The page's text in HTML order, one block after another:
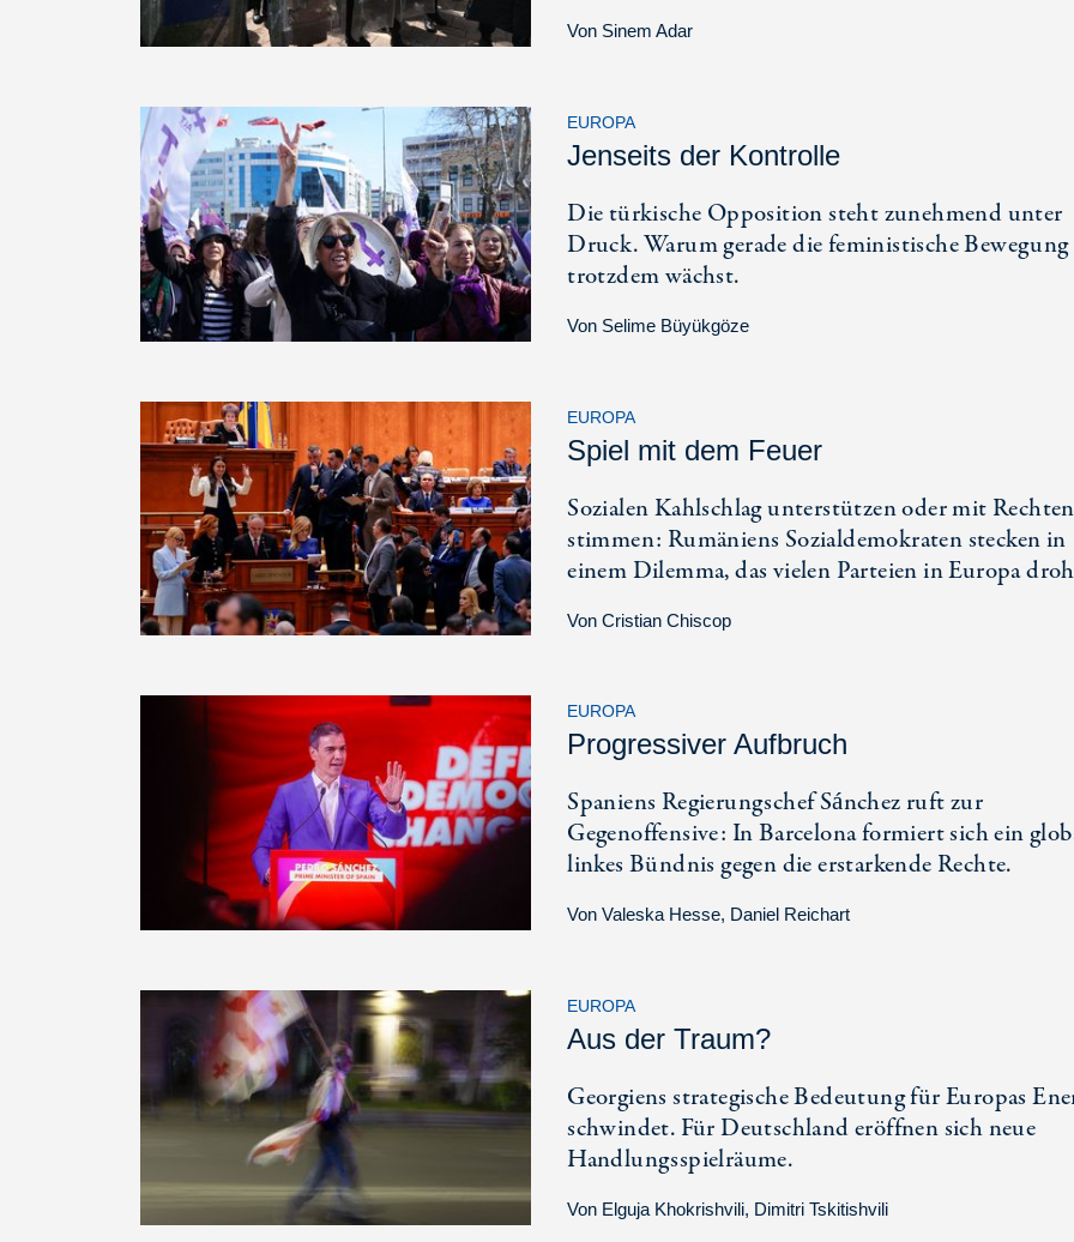
Von Sinem Adar
EUROPA
Jenseits der Kontrolle
Die türkische Opposition steht zunehmend unter
Druck. Warum gerade die feministische Bewegung
trotzdem wächst.
Von Selime Büyükgöze
EUROPA
Spiel mit dem Feuer
Sozialen Kahlschlag unterstützen oder mit Rechten
stimmen: Rumäniens Sozialdemokraten stecken in
einem Dilemma, das vielen Parteien in Europa
VonCristian Chiscop
EUROPA
Progressiver Aufbruch
Spaniens Regierungschef Sánchez ruft zur
Gegenoffensive: In Barcelona formiert sich ein
linkes Bündnis gegen die erstarkende Rechte.
VonValeska Hesse, Daniel Reichart
EUROPA
Aus der Traum?
Georgiens strategische Bedeutung für Europas
schwindet. Für Deutschland eröffnen sich neue
Handlungsspielräume.
Von Elguja Khokrishvili, Dimitri Tskitishvili